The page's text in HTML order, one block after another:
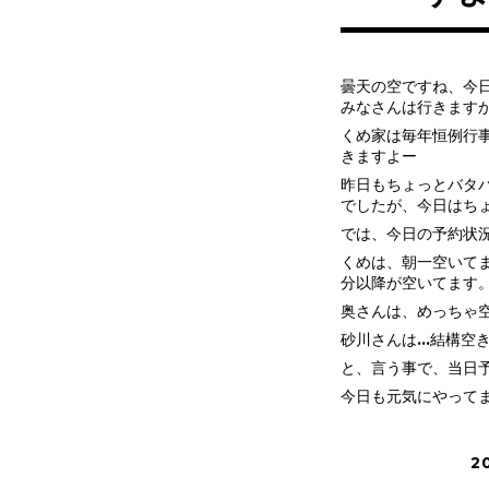
曇天の空ですね、今
みなさんは行きます
くめ家は毎年恒例行
きますよー
昨日もちょっとバタ
でしたが、今日はち
では、今日の予約状
くめは、朝一空いて
分以降が空いてます
奥さんは、めっちゃ
砂川さんは…結構空
と、言う事で、当日
今日も元気にやって